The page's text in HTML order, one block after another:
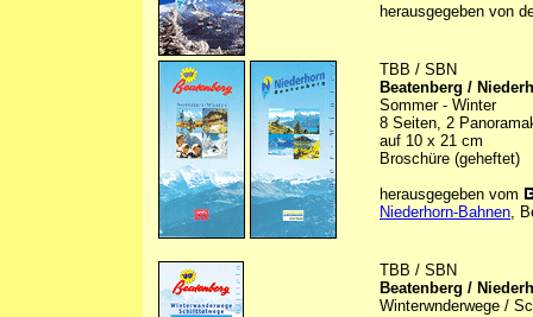
herausgegeben von
TBB / SBN
Beatenberg /
Sommer - Winter
8 Seiten, 2
auf 10 x 21 cm
Broschüre (geheftet)
herausgegeben vom
Niederhorn-Bahnen,
TBB / SBN
Beatenberg /
Winterwnderwege /